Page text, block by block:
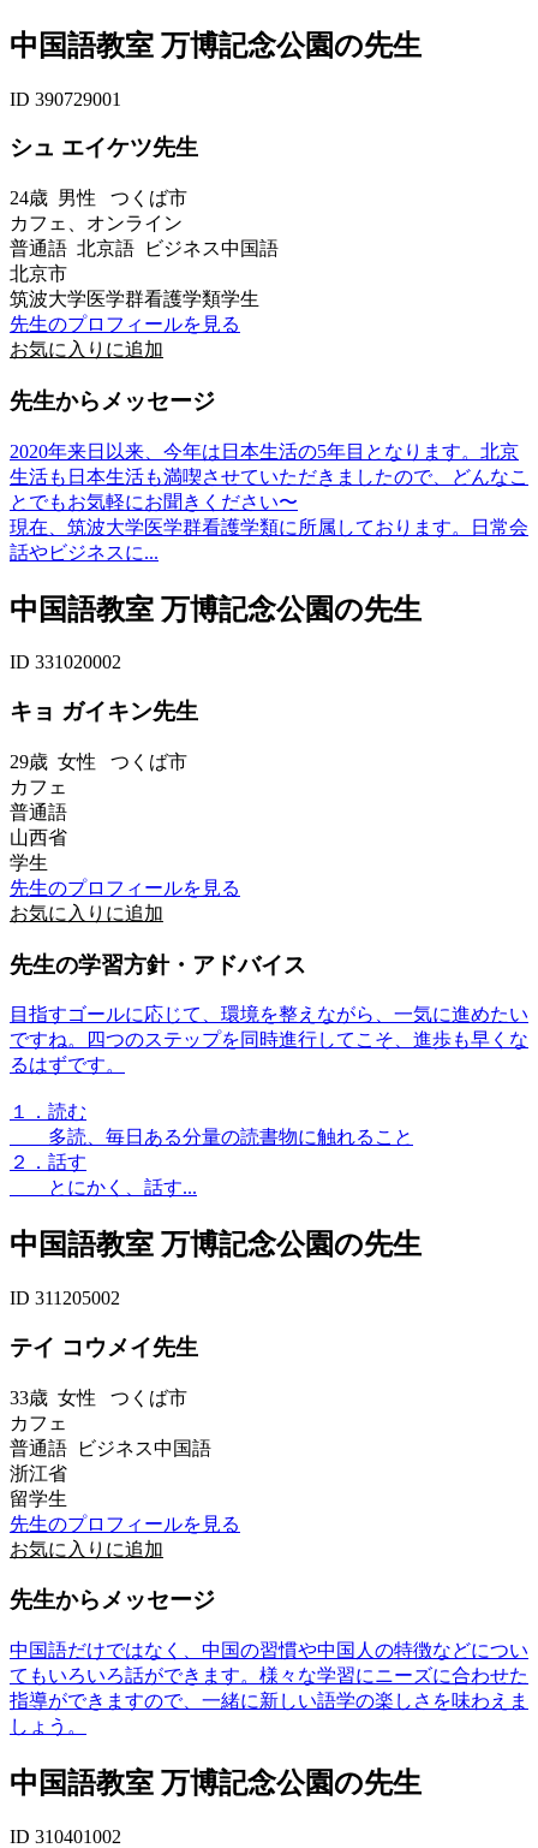
中国語教室 万博記念公園の先生
ID 390729001
シュ エイケツ先生
24歳 男性 つくば市
カフェ、オンライン
普通語 北京語 ビジネス中国語
北京市
筑波大学医学群看護学類学生
先生のプロフィールを見る
お気に入りに追加
先生からメッセージ
2020年来日以来、今年は日本生活の5年目となります。北京
生活も日本生活も満喫させていただきましたので、どんなこ
とでもお気軽にお聞きください〜
現在、筑波大学医学群看護学類に所属しております。日常会
話やビジネスに...
中国語教室 万博記念公園の先生
ID 331020002
キョ ガイキン先生
29歳 女性 つくば市
カフェ
普通語
山西省
学生
先生のプロフィールを見る
お気に入りに追加
先生の学習方針・アドバイス
目指すゴールに応じて、環境を整えながら、一気に進めたい
ですね。四つのステップを同時進行してこそ、進歩も早くな
るはずです。
１．読む
多読、毎日ある分量の読書物に触れること
２．話す
とにかく、話す...
中国語教室 万博記念公園の先生
ID 311205002
テイ コウメイ先生
33歳 女性 つくば市
カフェ
普通語 ビジネス中国語
浙江省
留学生
先生のプロフィールを見る
お気に入りに追加
先生からメッセージ
中国語だけではなく、中国の習慣や中国人の特徴などについ
てもいろいろ話ができます。様々な学習にニーズに合わせた
指導ができますので、一緒に新しい語学の楽しさを味わえま
しょう。
中国語教室 万博記念公園の先生
ID 310401002